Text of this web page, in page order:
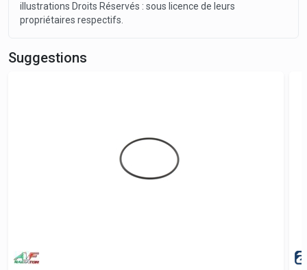
illustrations Droits Réservés : sous licence de leurs
propriétaires respectifs.
Suggestions